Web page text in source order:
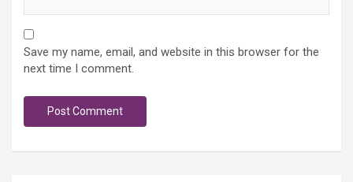
Save my name, email, and website in this browser for the
next time I comment.